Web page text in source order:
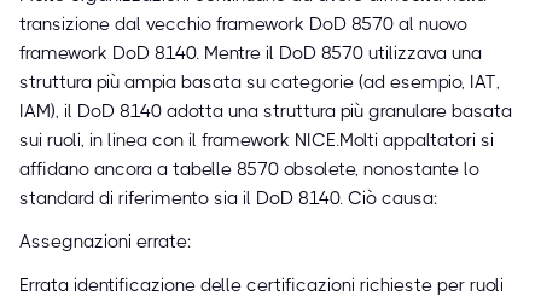
transizione dal vecchio framework DoD 8570 al nuovo
framework DoD 8140. Mentre il DoD 8570 utilizzava una
struttura più ampia basata su categorie (ad esempio, IAT,
IAM), il DoD 8140 adotta una struttura più granulare basata
sui ruoli, in linea con il framework NICE.Molti appaltatori si
affidano ancora a tabelle 8570 obsolete, nonostante lo
standard di riferimento sia il DoD 8140. Ciò causa:
Assegnazioni errate:
Errata identificazione delle certificazioni richieste per ruoli